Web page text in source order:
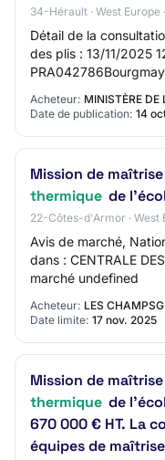
34-Hérault · West Europe
Détail de la
des plis : 13/11/2025
sur la rénovation
Acheteur: MINISTÈRE DE
Date de publication: 14
Mission de
thermique de
22-Côtes-d'Armor · West
Avis de marché,
dans : CENTRALE
marché undefined
Acheteur: LES
Date limite: 17 nov. 2025
Mission de
thermique de
670 000 € HT. La
équipes de